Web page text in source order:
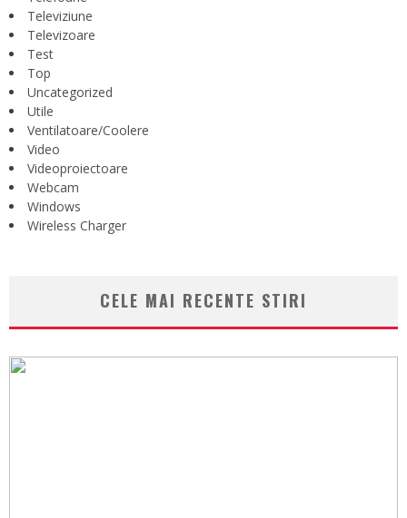
Televiziune
Televizoare
Test
Top
Uncategorized
Utile
Ventilatoare/Coolere
Video
Videoproiectoare
Webcam
Windows
Wireless Charger
CELE MAI RECENTE STIRI